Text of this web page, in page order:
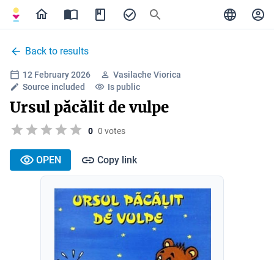
Back to results
12 February 2026
Vasilache Viorica
Source included
Is public
Ursul păcălit de vulpe
0 0 votes
OPEN Copy link